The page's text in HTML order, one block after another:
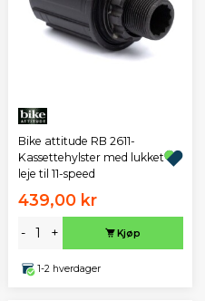
Bike attitude RB 2611-
Kassettehylster med lukket
leje til 11-speed
439,00 kr
- + Kjøp
1-2 hverdager